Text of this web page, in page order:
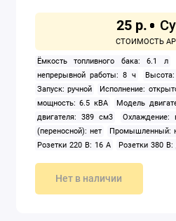
25 р.
Ёмкость топливного бака: 6.1 л
непрерывной работы: 8 ч
Запуск: ручной
Исполнение:
мощность: 6.5 кВА
Модель
двигателя: 389 см3
Охлаждение:
(переносной): нет
Промышленный:
Розетки 220 В: 16 А
Розетки 380 В:
двигателя внутреннего сгорания:
Нет в наличии